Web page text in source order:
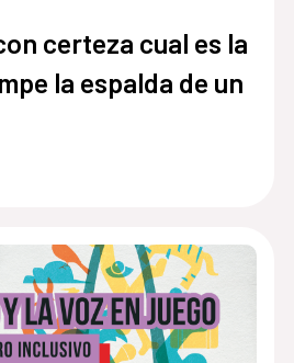
certeza cual es la
la espalda de un